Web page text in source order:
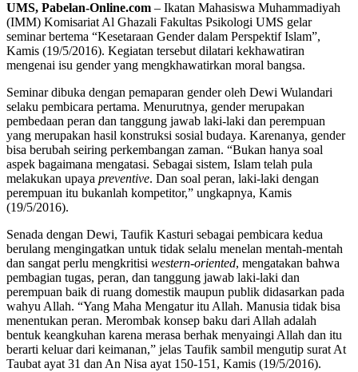
UMS, Pabelan-Online.com – Ikatan Mahasiswa Muhammadiyah
(IMM) Komisariat Al Ghazali Fakultas Psikologi UMS gelar
seminar bertema “Kesetaraan Gender dalam Perspektif Islam”,
Kamis (19/5/2016). Kegiatan tersebut dilatari kekhawatiran
mengenai isu gender yang mengkhawatirkan moral bangsa.
Seminar dibuka dengan pemaparan gender oleh Dewi Wulandari
selaku pembicara pertama. Menurutnya, gender merupakan
pembedaan peran dan tanggung jawab laki-laki dan perempuan
yang merupakan hasil konstruksi sosial budaya. Karenanya, gender
bisa berubah seiring perkembangan zaman. “Bukan hanya soal
aspek bagaimana mengatasi. Sebagai sistem, Islam telah pula
melakukan upaya preventive. Dan soal peran, laki-laki dengan
perempuan itu bukanlah kompetitor,” ungkapnya, Kamis
(19/5/2016).
Senada dengan Dewi, Taufik Kasturi sebagai pembicara kedua
berulang mengingatkan untuk tidak selalu menelan mentah-mentah
dan sangat perlu mengkritisi western-oriented, mengatakan bahwa
pembagian tugas, peran, dan tanggung jawab laki-laki dan
perempuan baik di ruang domestik maupun publik didasarkan pada
wahyu Allah. “Yang Maha Mengatur itu Allah. Manusia tidak bisa
menentukan peran. Merombak konsep baku dari Allah adalah
bentuk keangkuhan karena merasa berhak menyaingi Allah dan itu
berarti keluar dari keimanan,” jelas Taufik sambil mengutip surat At
Taubat ayat 31 dan An Nisa ayat 150-151, Kamis (19/5/2016).